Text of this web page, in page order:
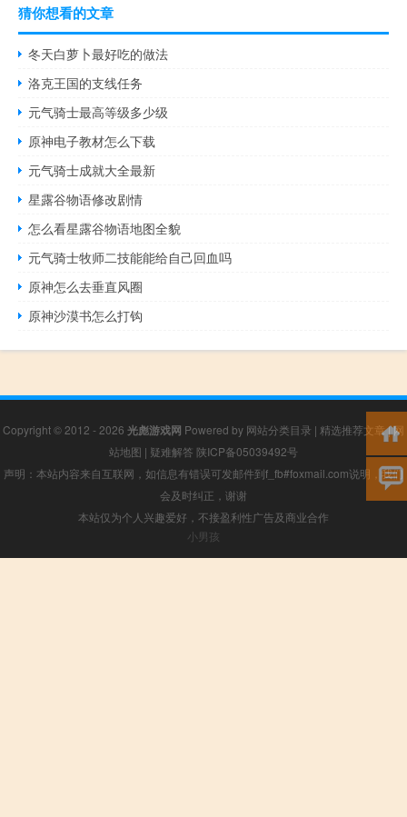
猜你想看的文章
冬天白萝卜最好吃的做法
洛克王国的支线任务
元气骑士最高等级多少级
原神电子教材怎么下载
元气骑士成就大全最新
星露谷物语修改剧情
怎么看星露谷物语地图全貌
元气骑士牧师二技能能给自己回血吗
原神怎么去垂直风圈
原神沙漠书怎么打钩
Copyright © 2012 - 2026 光彪游戏网 Powered by 网站分类目录 | 精选推荐文章|网
站地图 | 疑难解答 陕ICP备05039492号
声明：本站内容来自互联网，如信息有错误可发邮件到f_fb#foxmail.com说明，我们
会及时纠正，谢谢
本站仅为个人兴趣爱好，不接盈利性广告及商业合作
小男孩